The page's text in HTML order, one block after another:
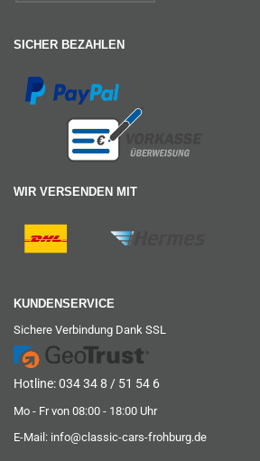
SICHER BEZAHLEN
WIR VERSENDEN MIT
KUNDENSERVICE
Sichere Verbindung Dank SSL
Hotline: 034 34 8 / 51 54 6
Mo - Fr von 08:00 - 18:00 Uhr
E-Mail: info@classic-cars-frohburg.de